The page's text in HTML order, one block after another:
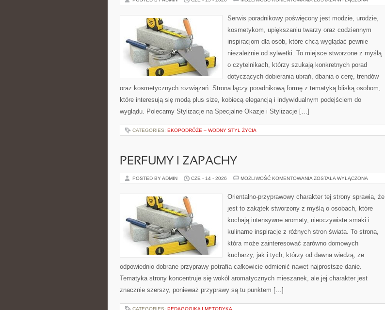
Serwis poradnikowy poświęcony jest modzie, urodzie,
kosmetykom, upiększaniu twarzy oraz codziennym
inspiracjom dla osób, które chcą wyglądać pewnie
niezależnie od sylwetki. To miejsce stworzone z myślą
o czytelnikach, którzy szukają konkretnych porad
dotyczących dobierania ubrań, dbania o cerę, trendów
oraz kosmetycznych rozwiązań. Strona łączy poradnikową formę z tematyką bliską osobom,
które interesują się modą plus size, kobiecą elegancją i indywidualnym podejściem do
wyglądu. Polecamy Stylizacje na Specjalne Okazje i Stylizacje […]
CATEGORIES: EKOPODRÓŻE – WODNY STYL ŻYCIA
PERFUMY I ZAPACHY
POSTED BY ADMIN CZE - 14 - 2026 MOŻLIWOŚĆ KOMENTOWANIA PERFUMY
ZOSTAŁA WYŁĄCZONA
Orientalno-przyprawowy charakter tej strony sprawia, że
jest to zakątek stworzony z myślą o osobach, które
kochają intensywne aromaty, nieoczywiste smaki i
kulinarne inspiracje z różnych stron świata. To strona,
która może zainteresować zarówno domowych
kucharzy, jak i tych, którzy od dawna wiedzą, że
odpowiednio dobrane przyprawy potrafią całkowicie odmienić nawet najprostsze danie.
Tematyka strony koncentruje się wokół aromatycznych mieszanek, ale jej charakter jest
znacznie szerszy, ponieważ przyprawy są tu punktem […]
CATEGORIES: PEDAGOGIKA I METODYKA